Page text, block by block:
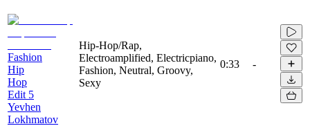
Fashion
Hip
Hop
Edit 5
Yevhen
Lokhmatov
Hip-Hop/Rap,
Electroamplified, Electricpiano,
Fashion, Neutral, Groovy,
Sexy
0:33 -